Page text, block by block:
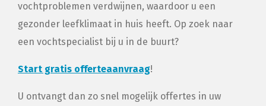
vochtproblemen verdwijnen, waardoor u een
gezonder leefklimaat in huis heeft. Op zoek naar
een vochtspecialist bij u in de buurt?
Start gratis offerteaanvraag!
U ontvangt dan zo snel mogelijk offertes in uw